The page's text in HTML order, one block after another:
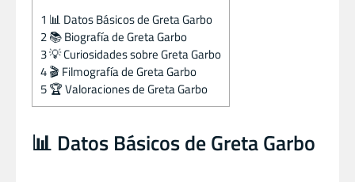
1 📊 Datos Básicos de Greta Garbo
2📚 Biografía de Greta Garbo
3💡 Curiosidades sobre Greta Garbo
4🎬 Filmografía de Greta Garbo
5🏆 Valoraciones de Greta Garbo
📊 Datos Básicos de Greta Garbo